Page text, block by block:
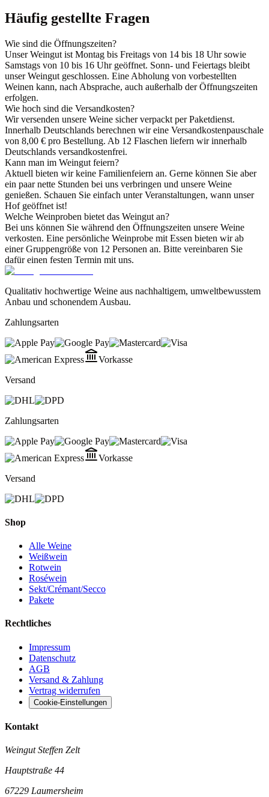
Häufig gestellte Fragen
Wie sind die Öffnungszeiten?
Unser Weingut ist Montag bis Freitags von 14 bis 18 Uhr sowie
Samstags von 10 bis 16 Uhr geöffnet. Sonn- und Feiertags bleibt
unser Weingut geschlossen. Eine Abholung von vorbestellten
Weinen kann, nach Absprache, auch außerhalb der Öffnungszeiten
erfolgen.
Wie hoch sind die Versandkosten?
Wir versenden unsere Weine sicher verpackt per Paketdienst.
Innerhalb Deutschlands berechnen wir eine Versandkostenpauschale
von 8,00 € pro Bestellung. Ab 12 Flaschen liefern wir innerhalb
Deutschlands versandkostenfrei.
Kann man im Weingut feiern?
Aktuell bieten wir keine Familienfeiern an. Gerne können Sie aber
ein paar nette Stunden bei uns verbringen und unsere Weine
genießen. Schauen Sie einfach unter Veranstaltungen, wann unser
Hof geöffnet ist!
Welche Weinproben bietet das Weingut an?
Bei uns können Sie während den Öffnungszeiten unsere Weine
verkosten. Eine persönliche Weinprobe mit Essen bieten wir ab
einer Gruppengröße von 12 Personen an. Bitte vereinbaren Sie
dafür einen festen Termin mit uns.
Qualitativ hochwertige Weine aus nachhaltigem, umweltbewusstem
Anbau und schonendem Ausbau.
Zahlungsarten
Vorkasse
Versand
Zahlungsarten
Vorkasse
Versand
Shop
Alle Weine
Weißwein
Rotwein
Roséwein
Sekt/Crémant/Secco
Pakete
Rechtliches
Impressum
Datenschutz
AGB
Versand & Zahlung
Vertrag widerrufen
Cookie-Einstellungen
Kontakt
Weingut Steffen Zelt
Hauptstraße 44
67229 Laumersheim